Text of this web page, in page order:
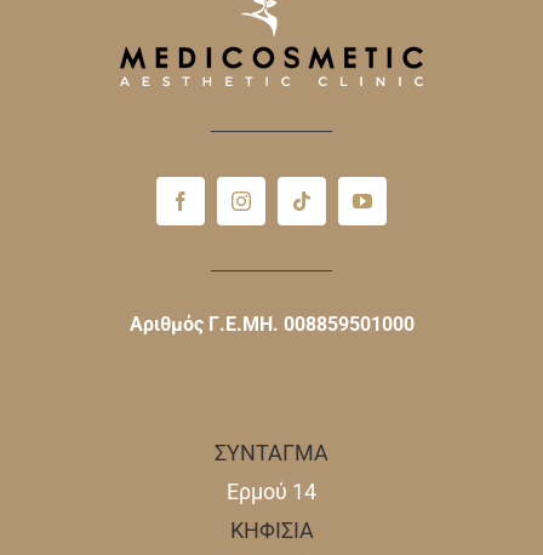
Αριθμός Γ.Ε.ΜΗ. 008859501000
ΣΥΝΤΑΓΜΑ
Ερμού 14
ΚΗΦΙΣΙΑ